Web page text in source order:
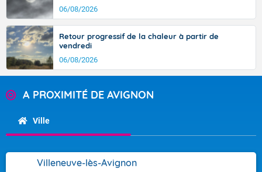
06/08/2026
Retour progressif de la chaleur à partir de
vendredi
06/08/2026
A PROXIMITÉ DE AVIGNON
Ville
Villeneuve-lès-Avignon